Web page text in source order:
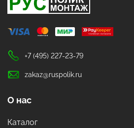
+7 (495) 227-23-79
zakaz@ruspolik.ru
О нас
Каталог